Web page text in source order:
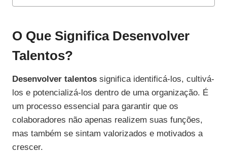
O Que Significa Desenvolver
Talentos?
Desenvolver talentos significa identificá-los, cultivá-
los e potencializá-los dentro de uma organização. É
um processo essencial para garantir que os
colaboradores não apenas realizem suas funções,
mas também se sintam valorizados e motivados a
crescer.